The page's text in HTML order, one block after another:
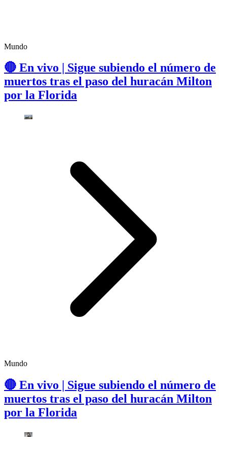
Mundo
🔴 En vivo | Sigue subiendo el número de
muertos tras el paso del huracán Milton
por la Florida
Mundo
🔴 En vivo | Sigue subiendo el número de
muertos tras el paso del huracán Milton
por la Florida